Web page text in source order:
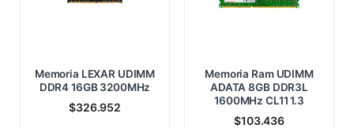
Memoria LEXAR UDIMM
DDR4 16GB 3200MHz
$326.952
Memoria Ram UDIMM
ADATA 8GB DDR3L
1600MHz CL11 1.3
$103.436